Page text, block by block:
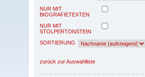
NUR MIT
BIOGRAFIETEXTEN
NUR MIT
STOLPERTONSTEIN
SORTIERUNG
zurück zur Auswahlliste